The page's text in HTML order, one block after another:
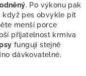
. Po výkonu pak
když pes obvykle pít
menší porce
přijatelnost krmiva
fungují stejně
dávkovatelné.